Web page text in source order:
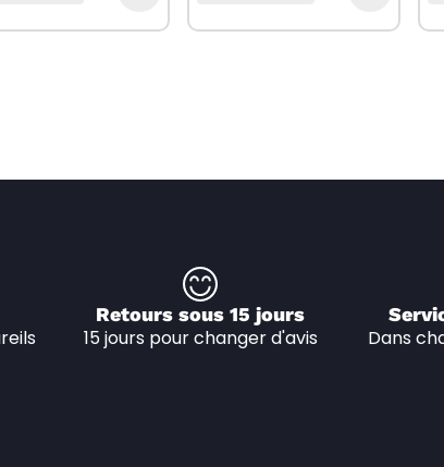
Retours sous 15 jours
15 jours pour changer d'avis Dans